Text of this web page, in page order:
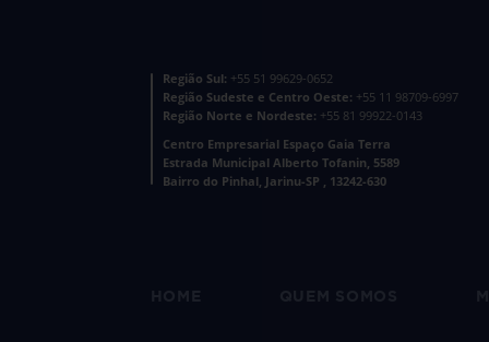
Região Sul: +55 51 99629-0652
Região Sudeste e Centro Oeste: +55 11 98709-6997
Região Norte e Nordeste: +55 81 99922-0143
Centro Empresarial Espaço Gaia Terra
Estrada Municipal Alberto Tofanin, 5589
Bairro do Pinhal, Jarinu-SP , 13242-630